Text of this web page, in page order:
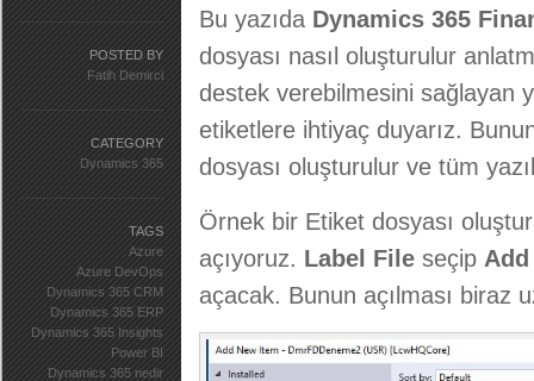
Bu yazıda Dynamics 365
dosyası nasıl oluşturulur
destek verebilmesini sağlayan
etiketlere ihtiyaç duyarız.
dosyası oluşturulur ve tüm
Örnek bir Etiket dosyası
açıyoruz. Label File seçip Add
açacak. Bunun açılması biraz
POSTED BY
Fatih Demirci
CATEGORY
Dynamics 365
TAGS
Azure
Azure DevOps
Dynamics 365 CRM
Dynamics 365 ERP
Dynamics 365 Insights
Power BI
Dynamics 365 nedir